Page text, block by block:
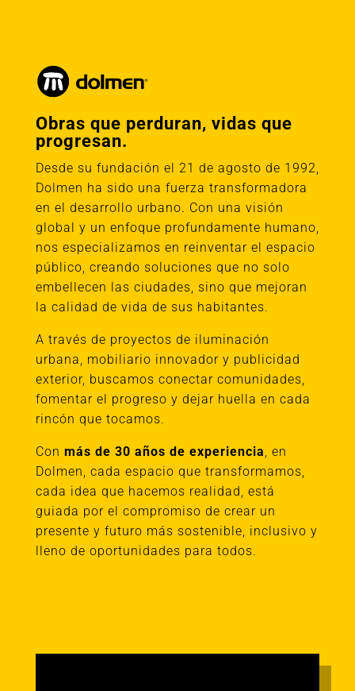
Obras que perduran, vidas que
progresan.
Desde su fundación el 21 de agosto de 1992,
Dolmen ha sido una fuerza transformadora
en el desarrollo urbano. Con una visión
global y un enfoque profundamente humano,
nos especializamos en reinventar el espacio
público, creando soluciones que no solo
embellecen las ciudades, sino que mejoran
la calidad de vida de sus habitantes.
A través de proyectos de iluminación
urbana, mobiliario innovador y publicidad
exterior, buscamos conectar comunidades,
fomentar el progreso y dejar huella en cada
rincón que tocamos.
Con más de 30 años de experiencia, en
Dolmen, cada espacio que transformamos,
cada idea que hacemos realidad, está
guiada por el compromiso de crear un
presente y futuro más sostenible, inclusivo y
lleno de oportunidades para todos.